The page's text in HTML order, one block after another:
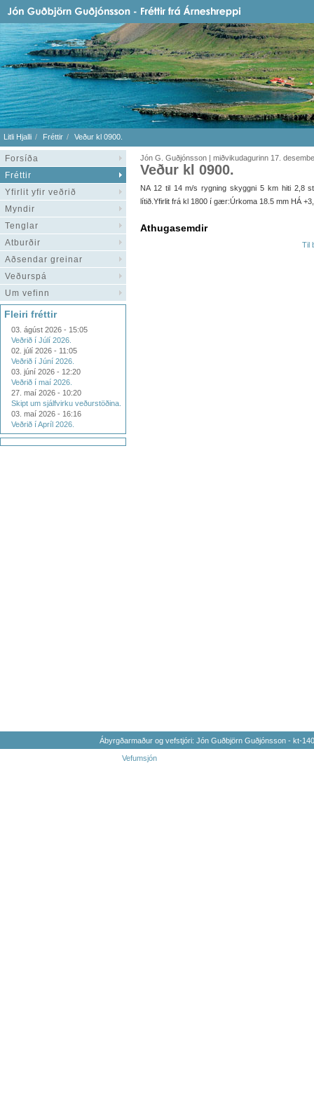
Litli Hjalli Fréttir Veður kl 0900.
Forsíða
Fréttir
Yfirlit yfir veðrið
Myndir
Tenglar
Atburðir
Aðsendar greinar
Veðurspá
Um vefinn
Fleiri fréttir
03. ágúst 2026 - 15:05
Veðrið í Júlí 2026.
02. júlí 2026 - 11:05
Veðrið í Júní 2026.
03. júní 2026 - 12:20
Veðrið í maí 2026.
27. maí 2026 - 10:20
Skipt um sjálfvirku veðurstöðina.
03. maí 2026 - 16:16
Veðrið í Apríl 2026.
Jón G. Guðjónsson | miðvikudagurinn 17.
Veður kl 0900.
NA 12 til 14 m/s rygning skyggni 5 km hiti 2,8
lítið.Yfirlit frá kl 1800 í gær:Úrkoma 18.5 mm HÁ
Athugasemdir
Til
Ábyrgðarmaður og vefstjóri: Jón Guðbjörn Guðjónsson - kt-
Vefumsjón